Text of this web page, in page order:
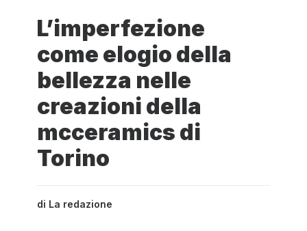
L’imperfezione
come elogio della
bellezza nelle
creazioni della
mcceramics di
Torino
di La redazione